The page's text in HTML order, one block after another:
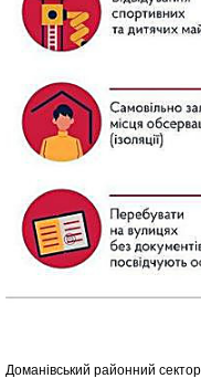
Доманівський районний сектор